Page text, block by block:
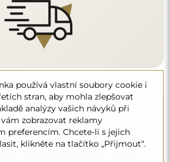
lesku stačí utěrka z
používá vlastní soubory cookie i
stran, aby mohla zlepšovat
analýzy vašich návyků při
zobrazovat reklamy
preferencím. Chcete-li s jejich
klikněte na tlačítko „Přijmout“.